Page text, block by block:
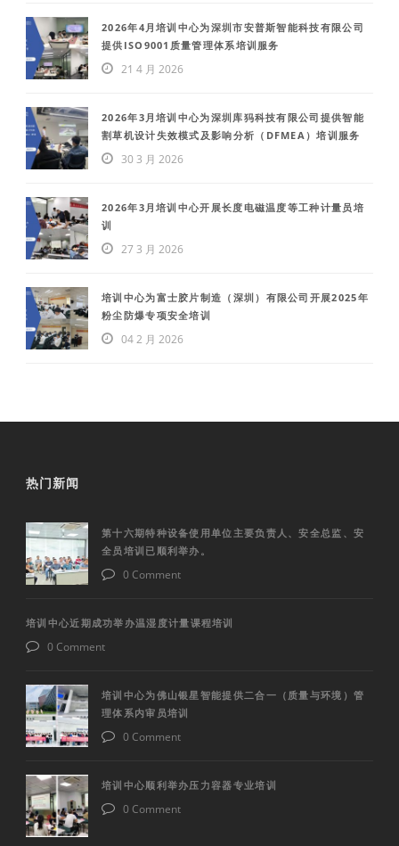
2026年4月培训中心为深圳市安普斯智能科技有限公司
提供ISO9001质量管理体系培训服务
21 4 月 2026
2026年3月培训中心为深圳库犸科技有限公司提供智能
割草机设计失效模式及影响分析（DFMEA）培训服务
30 3 月 2026
2026年3月培训中心开展长度电磁温度等工种计量员培
训
27 3 月 2026
培训中心为富士胶片制造（深圳）有限公司开展2025年
粉尘防爆专项安全培训
04 2 月 2026
热门新闻
第十六期特种设备使用单位主要负责人、安全总监、安
全员培训已顺利举办。
0 Comment
培训中心近期成功举办温湿度计量课程培训
0 Comment
培训中心为佛山银星智能提供二合一（质量与环境）管
理体系内审员培训
0 Comment
培训中心顺利举办压力容器专业培训
0 Comment